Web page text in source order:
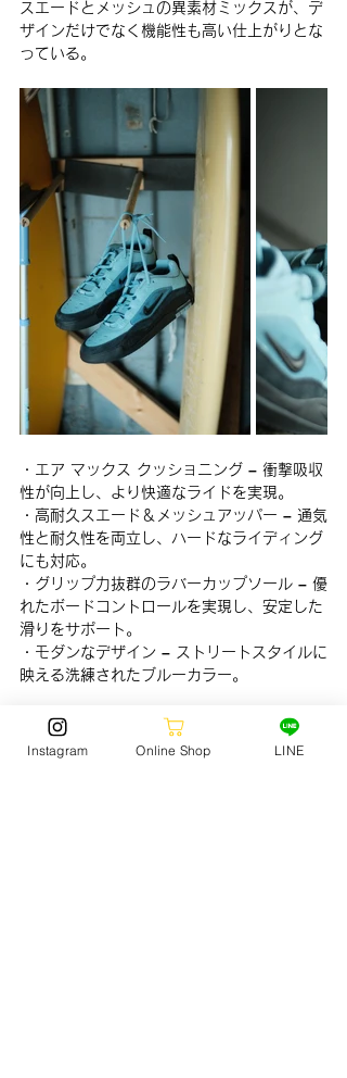
スエードとメッシュの異素材ミックスが、デ
ザインだけでなく機能性も高い仕上がりとな
っている。
・エア マックス クッショニング – 衝撃吸収
性が向上し、より快適なライドを実現。
・高耐久スエード＆メッシュアッパー – 通気
性と耐久性を両立し、ハードなライディング
にも対応。
・グリップ力抜群のラバーカップソール – 優
れたボードコントロールを実現し、安定した
滑りをサポート。
・モダンなデザイン – ストリートスタイルに
映える洗練されたブルーカラー。
スケートシーンに革新をもたらす一足を、ぜ
ひあなたのコレクションに。
Instagram Online Shop LINE